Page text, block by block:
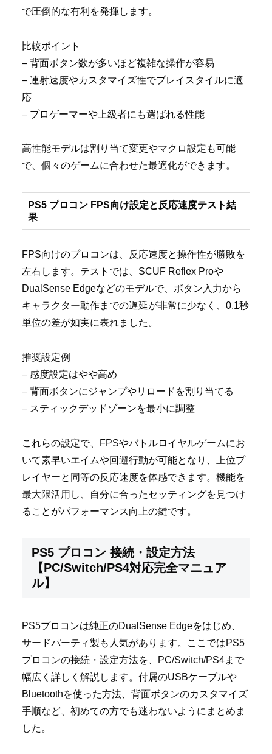
で圧倒的な有利を発揮します。
比較ポイント
– 背面ボタン数が多いほど複雑な操作が容易
– 連射速度やカスタマイズ性でプレイスタイルに適
応
– プロゲーマーや上級者にも選ばれる性能
高性能モデルは割り当て変更やマクロ設定も可能
で、個々のゲームに合わせた最適化ができます。
PS5 プロコン FPS向け設定と反応速度テスト結
果
FPS向けのプロコンは、反応速度と操作性が勝敗を
左右します。テストでは、SCUF Reflex Proや
DualSense Edgeなどのモデルで、ボタン入力から
キャラクター動作までの遅延が非常に少なく、0.1秒
単位の差が如実に表れました。
推奨設定例
– 感度設定はやや高め
– 背面ボタンにジャンプやリロードを割り当てる
– スティックデッドゾーンを最小に調整
これらの設定で、FPSやバトルロイヤルゲームにお
いて素早いエイムや回避行動が可能となり、上位プ
レイヤーと同等の反応速度を体感できます。機能を
最大限活用し、自分に合ったセッティングを見つけ
ることがパフォーマンス向上の鍵です。
PS5 プロコン 接続・設定方法
【PC/Switch/PS4対応完全マニュア
ル】
PS5プロコンは純正のDualSense Edgeをはじめ、
サードパーティ製も人気があります。ここではPS5
プロコンの接続・設定方法を、PC/Switch/PS4まで
幅広く詳しく解説します。付属のUSBケーブルや
Bluetoothを使った方法、背面ボタンのカスタマイズ
手順など、初めての方でも迷わないようにまとめま
した。